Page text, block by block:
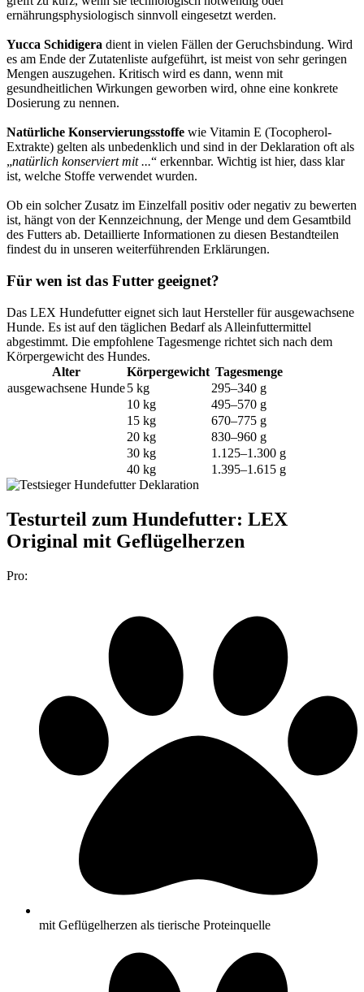
ernährungsphysiologisch sinnvoll eingesetzt werden.
Yucca Schidigera dient in vielen Fällen der Geruchsbindung. Wird
es am Ende der Zutatenliste aufgeführt, ist meist von sehr geringen
Mengen auszugehen. Kritisch wird es dann, wenn mit
gesundheitlichen Wirkungen geworben wird, ohne eine konkrete
Dosierung zu nennen.
Natürliche Konservierungsstoffe wie Vitamin E (Tocopherol-
Extrakte) gelten als unbedenklich und sind in der Deklaration oft als
„natürlich konserviert mit ...“ erkennbar. Wichtig ist hier, dass klar
ist, welche Stoffe verwendet wurden.
Ob ein solcher Zusatz im Einzelfall positiv oder negativ zu bewerten
ist, hängt von der Kennzeichnung, der Menge und dem Gesamtbild
des Futters ab. Detaillierte Informationen zu diesen Bestandteilen
findest du in unseren weiterführenden Erklärungen.
Für wen ist das Futter geeignet?
Das LEX Hundefutter eignet sich laut Hersteller für ausgewachsene
Hunde. Es ist auf den täglichen Bedarf als Alleinfuttermittel
abgestimmt. Die empfohlene Tagesmenge richtet sich nach dem
Körpergewicht des Hundes.
Alter
Körpergewicht Tagesmenge
ausgewachsene Hunde5 kg
295–340 g
10 kg
495–570 g
15 kg
670–775 g
20 kg
830–960 g
30 kg
1.125–1.300 g
40 kg
1.395–1.615 g
Testurteil zum Hundefutter: LEX
Original mit Geflügelherzen
Pro:
mit Geflügelherzen als tierische Proteinquelle